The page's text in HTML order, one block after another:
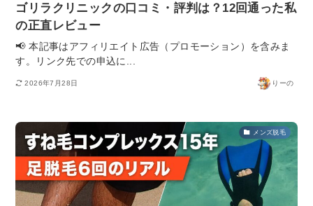
ゴリラクリニックの口コミ・評判は？12回通った私
の正直レビュー
📢 本記事はアフィリエイト広告（プロモーション）を含みま
す。リンク先での申込に...
2026年7月28日 りーの
メンズ脱毛